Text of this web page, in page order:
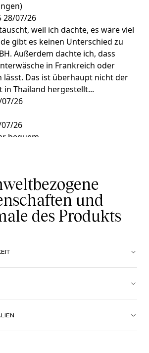
28/07/26
weil ich dachte, es wäre viel
gibt es keinen Unterschied zu
Außerdem dachte ich, dass
in Frankreich oder
lässt. Das ist überhaupt nicht der
in Thailand hergestellt...
26
26
bequem
26
und
des Produkts